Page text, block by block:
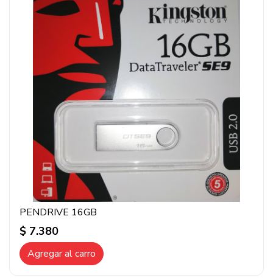
PENDRIVE 16GB
$ 7.380
Agregar al carro